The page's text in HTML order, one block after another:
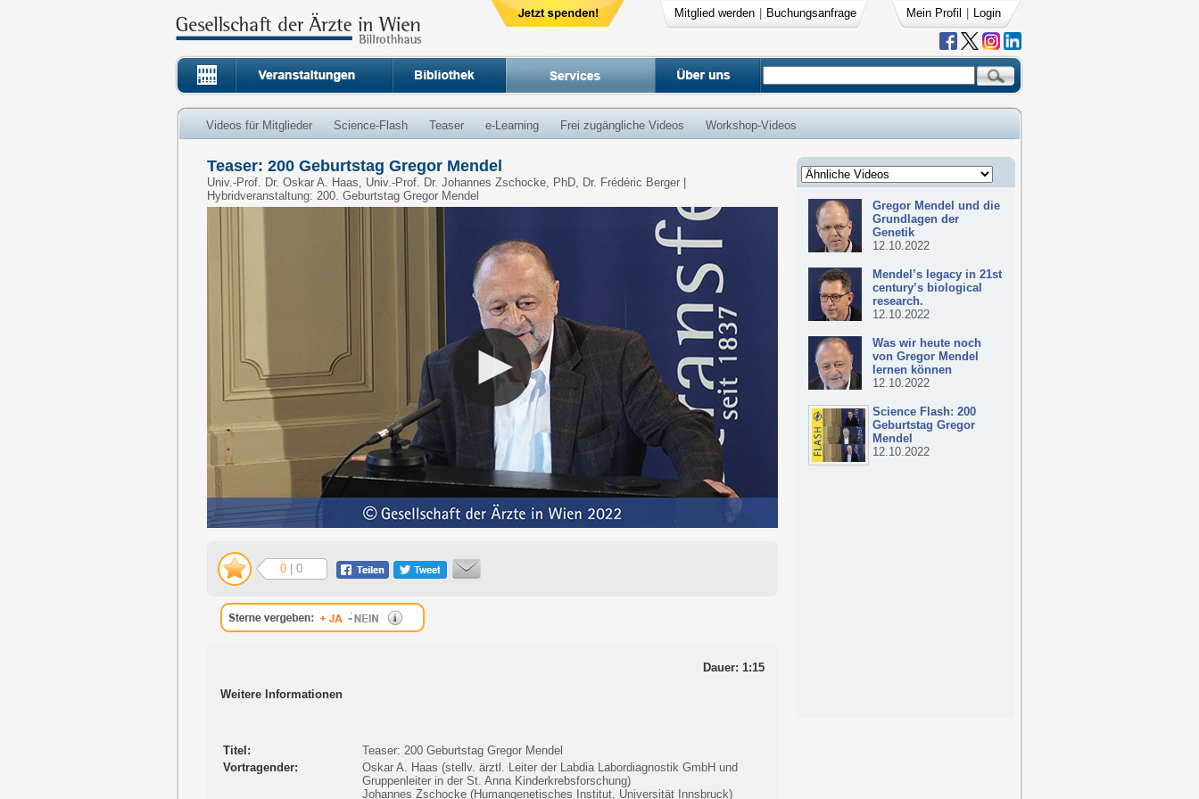
Mitglied werden Buchungsanfrage Mein Profil Login
Videos für Mitglieder Science-Flash Teaser e-Learning Frei zugängliche Videos Workshop-Videos
Gregor Mendel und die
Grundlagen der
Genetik
12.10.2022
Mendel’s legacy in 21st
century’s biological
research.
12.10.2022
Was wir heute noch
von Gregor Mendel
lernen können
12.10.2022
Science Flash: 200
Geburtstag Gregor
Mendel
12.10.2022
Teaser: 200 Geburtstag Gregor Mendel
Univ.-Prof. Dr. Oskar A. Haas, Univ.-Prof. Dr. Johannes Zschocke, PhD, Dr. Frédéric Berger |
Hybridveranstaltung: 200. Geburtstag Gregor Mendel
0 | 0
Dauer: 1:15
Weitere Informationen
Titel:
Teaser: 200 Geburtstag Gregor Mendel
Vortragender:
Oskar A. Haas (stellv. ärztl. Leiter der Labdia Labordiagnostik GmbH und
Gruppenleiter in der St. Anna Kinderkrebsforschung)
Johannes Zschocke (Humangenetisches Institut, Universität Innsbruck)